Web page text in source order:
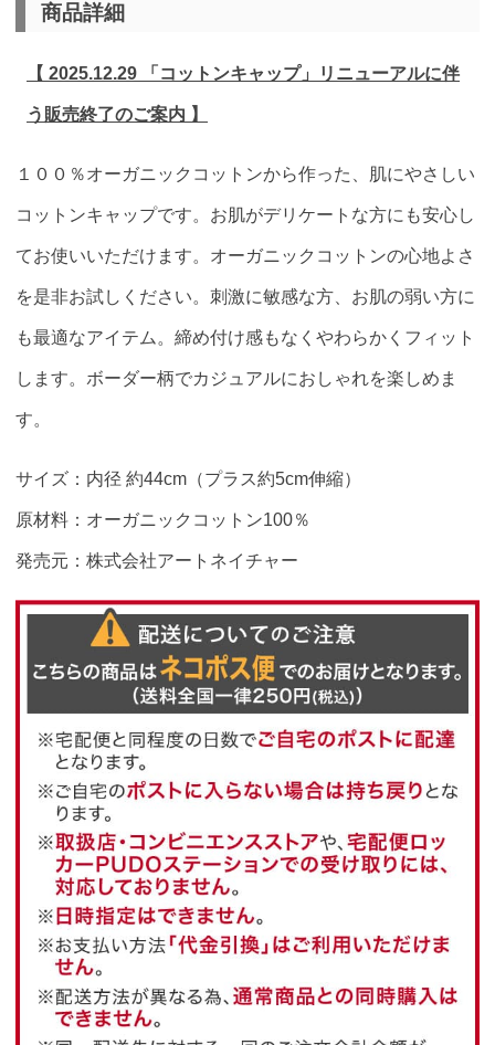
商品詳細
【 2025.12.29 「コットンキャップ」リニューアルに伴
う販売終了のご案内 】
１００％オーガニックコットンから作った、肌にやさしい
コットンキャップです。お肌がデリケートな方にも安心し
てお使いいただけます。オーガニックコットンの心地よさ
を是非お試しください。刺激に敏感な方、お肌の弱い方に
も最適なアイテム。締め付け感もなくやわらかくフィット
します。ボーダー柄でカジュアルにおしゃれを楽しめま
す。
サイズ：内径 約44cm（プラス約5cm伸縮）
原材料：オーガニックコットン100％
発売元：株式会社アートネイチャー